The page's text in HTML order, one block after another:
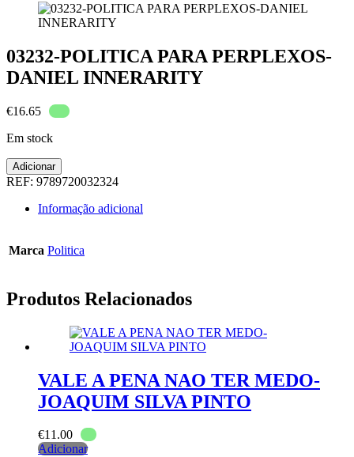
03232-POLITICA PARA PERPLEXOS-
DANIEL INNERARITY
€16.65
Em stock
Quantidade
de
POLITICA
DANIEL
Adicionar
REF: 9789720032324
Informação adicional
Marca Politica
Produtos Relacionados
VALE A PENA NAO TER MEDO-
JOAQUIM SILVA PINTO
€11.00
Adicionar